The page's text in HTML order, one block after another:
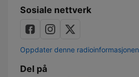
Sosiale nettverk
Oppdater denne radioinformasjonen
Del på